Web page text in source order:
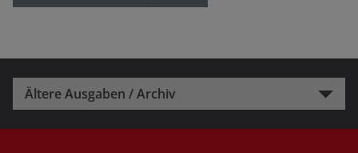
Ältere Ausgaben / Archiv